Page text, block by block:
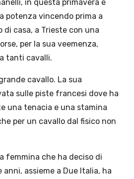
in questa primavera è
potenza vincendo prima a
di casa, a Trieste con una
per la sua veemenza,
tanti cavalli.
cavallo. La sua
sulle piste francesi dove ha
una tenacia e una stamina
per un cavallo dal fisico non
femmina che ha deciso di
assieme a Due Italia, ha